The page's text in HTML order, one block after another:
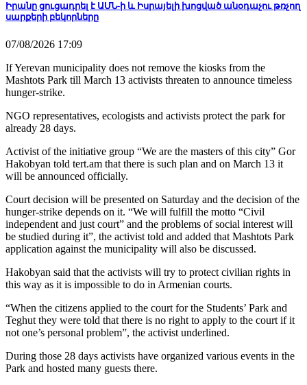
Իրանը ցուցադրել է ԱՄՆ-ի և Իսրայելի խոցված անօդաչու թռչող
սարքերի բեկորները
07/08/2026 17:09
IfYerevan municipality does not remove the kiosks from the
Mashtots Park till March 13 activists threaten to announce timeless
hunger-strike.
NGO representatives, ecologists and activists protect the park for
already 28 days.
Activist of the initiative group “We are the masters of this city” Gor
Hakobyan told tert.am that there is such plan and on March 13 it
will be announced officially.
Court decision will be presented on Saturday and the decision of the
hunger-strike depends on it. “We will fulfill the motto “Civil
independent and just court” and the problems of social interest will
be studied during it”, the activist told and added that Mashtots Park
application against the municipality will also be discussed.
Hakobyan said that the activists will try to protect civilian rights in
this way as it is impossible to do in Armenian courts.
“When the citizens applied to the court for the Students’ Park and
Teghut they were told that there is no right to apply to the court if it
not one’s personal problem”, the activist underlined.
During those 28 days activists have organized various events in the
Park and hosted many guests there.